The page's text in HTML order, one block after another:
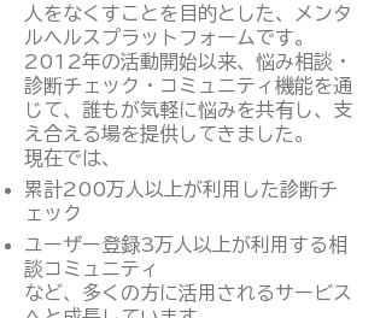
人をなくすことを目的とした、メンタ
ルヘルスプラットフォームです。
2012年の活動開始以来、悩み相談・
診断チェック・コミュニティ機能を通
じて、誰もが気軽に悩みを共有し、支
え合える場を提供してきました。
現在では、
累計200万人以上が利用した診断チ
ェック
ユーザー登録3万人以上が利用する相
談コミュニティ
など、多くの方に活用されるサービス